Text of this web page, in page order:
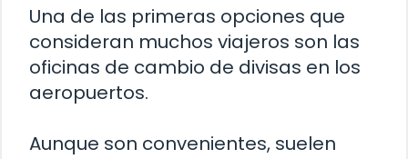
Una de las primeras opciones que
consideran muchos viajeros son las
oficinas de cambio de divisas en los
aeropuertos.
Aunque son convenientes, suelen